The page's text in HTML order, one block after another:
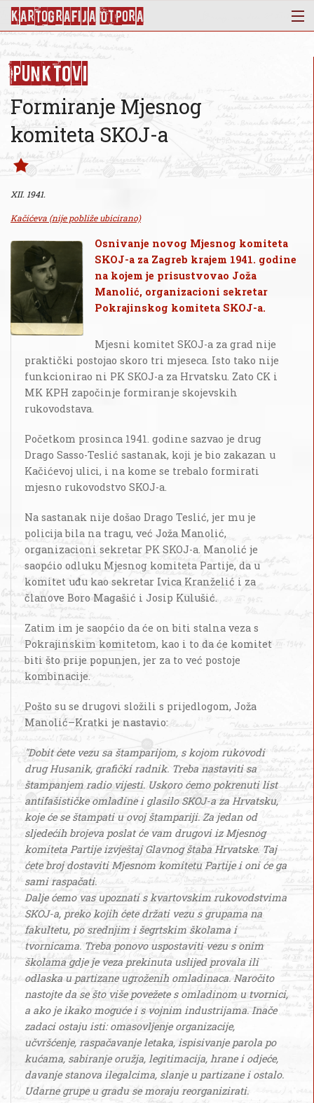
KArtoGrAFIJA OTPorA
Punktovi
Slojevi
Novosti
Publikacije
O nama
Punktovi
Formiranje Mjesnog
komiteta SKOJ-a
XII. 1941.
Kačićeva (nije pobliže ubicirano)
Osnivanje novog Mjesnog komiteta
SKOJ-a za Zagreb krajem 1941. godine
na kojem je prisustvovao Joža
Manolić, organizacioni sekretar
Pokrajinskog komiteta SKOJ-a.
Mjesni komitet SKOJ-a za grad nije
praktički postojao skoro tri mjeseca. Isto tako nije
funkcionirao ni PK SKOJ-a za Hrvatsku. Zato CK i
MK KPH započinje formiranje skojevskih
rukovodstava.
Početkom prosinca 1941. godine sazvao je drug
Drago Sasso-Teslić sastanak, koji je bio zakazan u
Kačićevoj ulici, i na kome se trebalo formirati
mjesno rukovodstvo SKOJ-a.
Na sastanak nije došao Drago Teslić, jer mu je
policija bila na tragu, već Joža Manolić,
organizacioni sekretar PK SKOJ-a. Manolić je
saopćio odluku Mjesnog komiteta Partije, da u
komitet uđu kao sekretar Ivica Kranželić i za
članove Boro Magašić i Josip Kulušić.
Zatim im je saopćio da će on biti stalna veza s
Pokrajinskim komitetom, kao i to da će komitet
biti što prije popunjen, jer za to već postoje
kombinacije.
Pošto su se drugovi složili s prijedlogom, Joža
Manolić–Kratki je nastavio:
"Dobit ćete vezu sa štamparijom, s kojom rukovodi
drug Husanik, grafički radnik. Treba nastaviti sa
štampanjem radio vijesti. Uskoro ćemo pokrenuti list
antifašističke omladine i glasilo SKOJ-a za Hrvatsku,
koje će se štampati u ovoj štampariji. Za jedan od
sljedećih brojeva poslat će vam drugovi iz Mjesnog
komiteta Partije izvještaj Glavnog štaba Hrvatske. Taj
ćete broj dostaviti Mjesnom komitetu Partije i oni će ga
sami raspačati.
Dalje ćemo vas upoznati s kvartovskim rukovodstvima
SKOJ-a, preko kojih ćete držati vezu s grupama na
fakultetu, po srednjim i šegrtskim školama i
tvornicama. Treba ponovo uspostaviti vezu s onim
školama gdje je veza prekinuta uslijed provala ili
odlaska u partizane ugroženih omladinaca. Naročito
nastojte da se što više povežete s omladinom u tvornici,
a ako je ikako moguće i s vojnim industrijama. Inače
zadaci ostaju isti: omasovljenje organizacije,
učvršćenje, raspačavanje letaka, ispisivanje parola po
kućama, sabiranje oružja, legitimacija, hrane i odjeće,
davanje stanova ilegalcima, slanje u partizane i ostalo.
Udarne grupe u gradu se moraju reorganizirati.